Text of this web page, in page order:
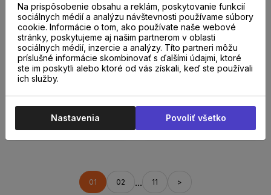
GOTLAND
141,60 €/m²s DPH
KALMAR
69,70 €/ m²s DPH
Do 14 dní
KÄHRS original
Burgundy prírodný
125,30 €
Do 14 dní
KÄHRS original
CORNWALL
130,00 €
01 02 ... 11 >
Na prispôsobenie obsahu a reklám, poskytovanie funkcií
sociálnych médií a analýzu návštevnosti používame súbory
cookie. Informácie o tom, ako používate naše webové
stránky, poskytujeme aj našim partnerom v oblasti
sociálnych médií, inzercie a analýzy. Títo partneri môžu
príslušné informácie skombinovať s ďalšími údajmi, ktoré
ste im poskytli alebo ktoré od vás získali, keď ste používali
ich služby.
Nastavenia Povoliť všetko